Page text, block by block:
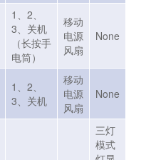
1、2、
3、关机
（长按手
电筒）
移动
电源
风扇
None
1、2、
3、关机
移动
电源
风扇
None
三灯
模式